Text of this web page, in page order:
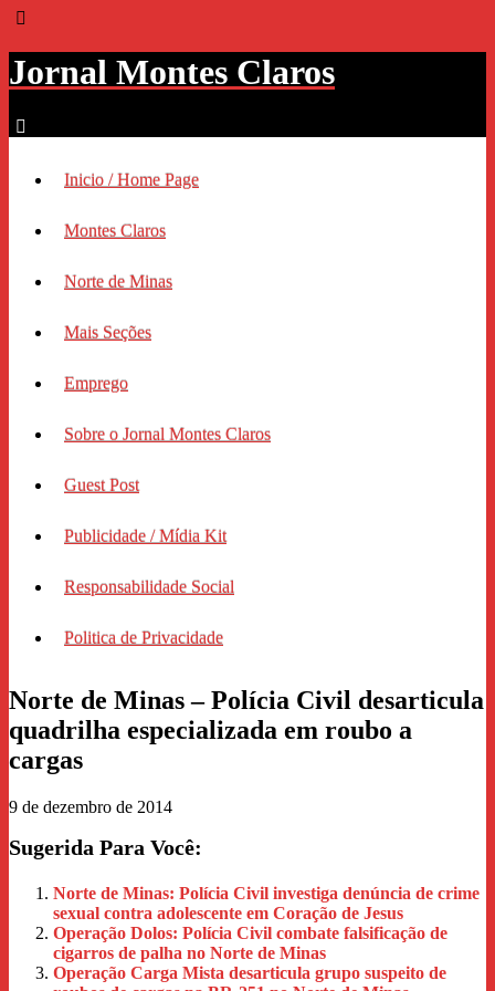
Jornal Montes Claros
Inicio / Home Page
Montes Claros
Norte de Minas
Mais Seções
Emprego
Sobre o Jornal Montes Claros
Guest Post
Publicidade / Mídia Kit
Responsabilidade Social
Politica de Privacidade
Norte de Minas – Polícia Civil desarticula
quadrilha especializada em roubo a
cargas
9 de dezembro de 2014
Sugerida Para Você:
Norte de Minas: Polícia Civil investiga denúncia de crime
sexual contra adolescente em Coração de Jesus
Operação Dolos: Polícia Civil combate falsificação de
cigarros de palha no Norte de Minas
Operação Carga Mista desarticula grupo suspeito de